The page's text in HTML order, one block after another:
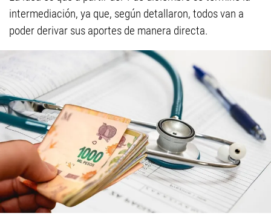
intermediación, ya que, según detallaron, todos van a
poder derivar sus aportes de manera directa.